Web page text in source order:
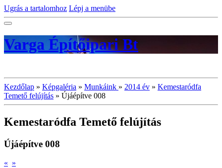
Ugrás a tartalomhoz Lépj a menübe
Varga Építőipari Bt
Kezdőlap » Képgaléria » Munkáink » 2014 év » Kemestaródfa
Temető felújítás » Újáépítve 008
Kemestaródfa Temető felújítás
Újáépítve 008
« »